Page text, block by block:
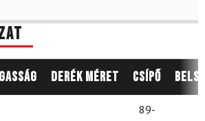
Derék méret Csípő
89-